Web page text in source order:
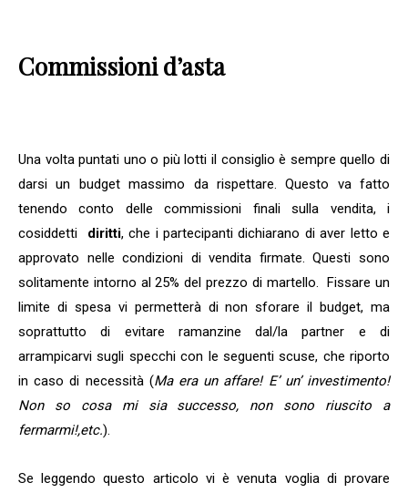
Commissioni d’asta
Una volta puntati uno o più lotti il consiglio è sempre quello di
darsi un budget massimo da rispettare. Questo va fatto
tenendo conto delle commissioni finali sulla vendita, i
cosiddetti diritti, che i partecipanti dichiarano di aver letto e
approvato nelle condizioni di vendita firmate. Questi sono
solitamente intorno al 25% del prezzo di martello. Fissare un
limite di spesa vi permetterà di non sforare il budget, ma
soprattutto di evitare ramanzine dal/la partner e di
arrampicarvi sugli specchi con le seguenti scuse, che riporto
in caso di necessità (Ma era un affare! E’ un’ investimento!
Non so cosa mi sia successo, non sono riuscito a
fermarmi!,etc.).
Se leggendo questo articolo vi è venuta voglia di provare